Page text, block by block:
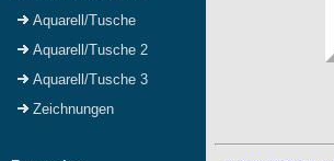
Aquarell/Tusche
Aquarell/Tusche 2
Aquarell/Tusche 3
Zeichnungen